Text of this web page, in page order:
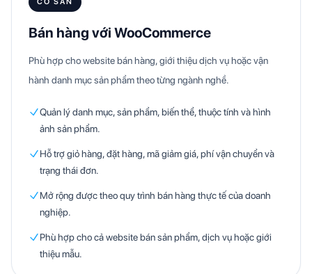
Bán hàng với WooCommerce
Phù hợp cho website bán hàng, giới thiệu dịch vụ hoặc vận
hành danh mục sản phẩm theo từng ngành nghề.
Quản lý danh mục, sản phẩm, biến thể, thuộc tính và hình
ảnh sản phẩm.
Hỗ trợ giỏ hàng, đặt hàng, mã giảm giá, phí vận chuyển và
trạng thái đơn.
Mở rộng được theo quy trình bán hàng thực tế của doanh
nghiệp.
Phù hợp cho cả website bán sản phẩm, dịch vụ hoặc giới
thiệu mẫu.